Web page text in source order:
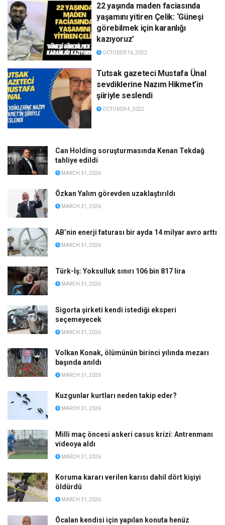
22 yaşında maden faciasında
yaşamını yitiren Çelik: ‘Güneşi
görebilmek için karanlığı
kazıyoruz’
OCTOBER 16, 2022
Tutsak gazeteci Mustafa Ünal
sevdiklerine Nazım Hikmet’in
şiiriyle seslendi
OCTOBER 4, 2022
Can Holding soruşturmasında Kenan Tekdağ
tahliye edildi
MARCH 31, 2026
Özkan Yalım görevden uzaklaştırıldı
MARCH 31, 2026
AB’nin enerji faturası bir ayda 14 milyar avro arttı
MARCH 31, 2026
Türk-İş: Yoksulluk sınırı 106 bin 817 lira
MARCH 31, 2026
Sigorta şirketi kendi istediği eksperi
seçemeyecek
MARCH 31, 2026
Volkan Konak, ölümünün birinci yılında mezarı
başında anıldı
MARCH 31, 2026
Kuzgunlar kurtları neden takip eder?
MARCH 31, 2026
Milli maç öncesi askeri casus krizi: Antrenmanı
videoya aldı
MARCH 31, 2026
Koruma kararı verilen karısı dahil dört kişiyi
öldürdü
MARCH 31, 2026
Öcalan kendisi için yapılan konuta henüz